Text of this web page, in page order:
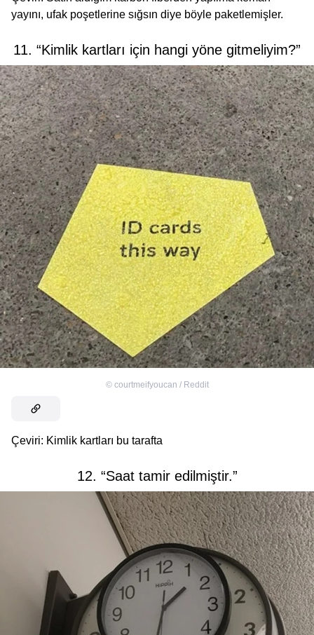
yayını, ufak poşetlerine sığsın diye böyle paketlemişler.
11. “Kimlik kartları için hangi yöne gitmeliyim?”
© courtmeifyoucan / Reddit
Çeviri: Kimlik kartları bu tarafta
12. “Saat tamir edilmiştir.”